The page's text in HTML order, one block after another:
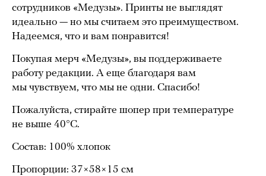
сотрудников «Медузы». Принты не выглядят
идеально — но мы считаем это преимуществом.
Надеемся, что и вам понравится!
Покупая мерч «Медузы», вы поддерживаете
работу редакции. А еще благодаря вам
мы чувствуем, что мы не одни. Спасибо!
Пожалуйста, стирайте шопер при температуре
не выше 40°C.
Состав: 100% хлопок
Пропорции: 37×58×15 см